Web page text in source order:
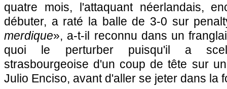
quatre mois, l'attaquant néerlandais,
débuter, a raté la balle de 3-0 sur
merdique», a-t-il reconnu dans un
quoi le perturber puisqu'il a
strasbourgeoise d'un coup de tête sur
Julio Enciso, avant d'aller se jeter dans la